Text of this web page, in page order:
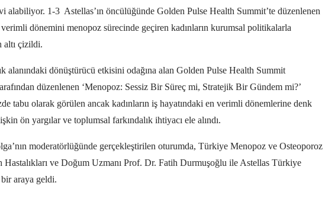
alabiliyor. 1-3 Astellas’ın öncülüğünde Golden Pulse Health Summit’te düzenlenen
dönemini menopoz sürecinde geçiren kadınların kurumsal politikalarla
altı çizildi.
alanındaki dönüştürücü etkisini odağına alan Golden Pulse Health Summit
düzenlenen ‘Menopoz: Sessiz Bir Süreç mi, Stratejik Bir Gündem mi?’
tabu olarak görülen ancak kadınların iş hayatındaki en verimli dönemlerine denk
ön yargılar ve toplumsal farkındalık ihtiyacı ele alındı.
moderatörlüğünde gerçekleştirilen oturumda, Türkiye Menopoz ve Osteoporoz
Hastalıkları ve Doğum Uzmanı Prof. Dr. Fatih Durmuşoğlu ile Astellas Türkiye
araya geldi.